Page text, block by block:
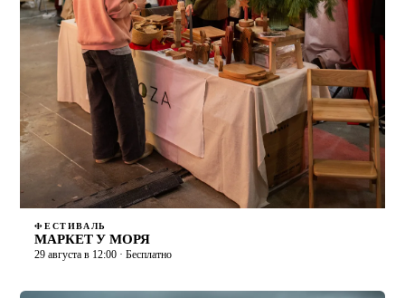
ФЕСТИВАЛЬ
МАРКЕТ У МОРЯ
29 августа в 12:00 · Бесплатно